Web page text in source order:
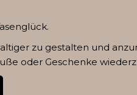
zu gestalten und
oder Geschenke